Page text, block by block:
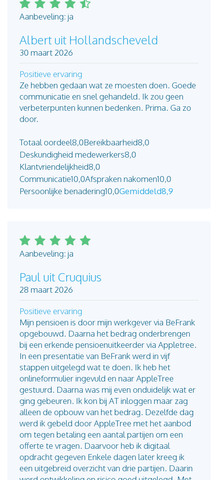
Aanbeveling: ja
Albert uit Hollandscheveld
30 maart 2026
Positieve ervaring
Ze hebben gedaan wat ze moesten doen. Goede
communicatie en snel gehandeld. Ik zou geen
verbeterpunten kunnen bedenken. Prima. Ga zo
door.
Totaal oordeel8,0Bereikbaarheid8,0
Deskundigheid medewerkers8,0
Klantvriendelijkheid8,0
Communicatie10,0Afspraken nakomen10,0
Persoonlijke benadering10,0Gemiddeld8,9
Aanbeveling: ja
Paul uit Cruquius
28 maart 2026
Positieve ervaring
Mijn pensioen is door mijn werkgever via BeFrank
opgebouwd. Daarna het bedrag onderbrengen
bij een erkende pensioenuitkeerder via Appletree.
In een presentatie van BeFrank werd in vijf
stappen uitgelegd wat te doen. Ik heb het
onlineformulier ingevuld en naar AppleTree
gestuurd. Daarna was mij even onduidelijk wat er
ging gebeuren. Ik kon bij AT inloggen maar zag
alleen de opbouw van het bedrag. Dezelfde dag
werd ik gebeld door AppleTree met het aanbod
om tegen betaling een aantal partijen om een
offerte te vragen. Daarvoor heb ik digitaal
opdracht gegeven Enkele dagen later kreeg ik
een uitgebreid overzicht van drie partijen. Daarin